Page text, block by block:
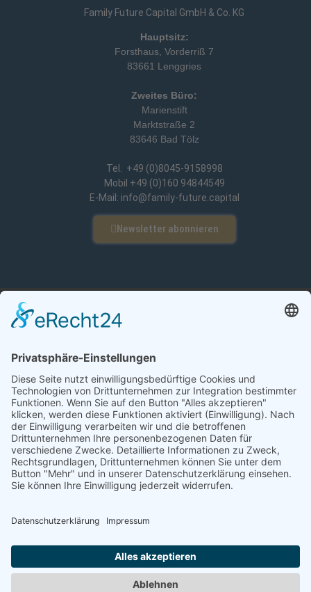
Family Future Capital GmbH & Co. KG
Hauptsitz:
Forsthaus, Vorderriß 7
83661 Lenggries
Zweites Büro:
Marienstift
Marktstraße 2
83646 Bad Tölz
Tel. +49 (0)8045-9158998
Mobil +49 (0)160 94844549
E-Mail: info@family-future.capital
Newsletter abonnieren
Impressum Cookie-Einstellungen
Eine Webseite von Pfeiffer-IT
Newsletter erhalten
Vorname
Nachname
E-Mail-Adresse